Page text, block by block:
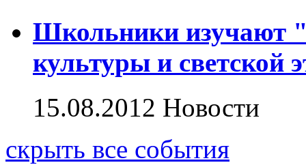
Школьники изучают
культуры и светской
15.08.2012 Новости
скрыть все события